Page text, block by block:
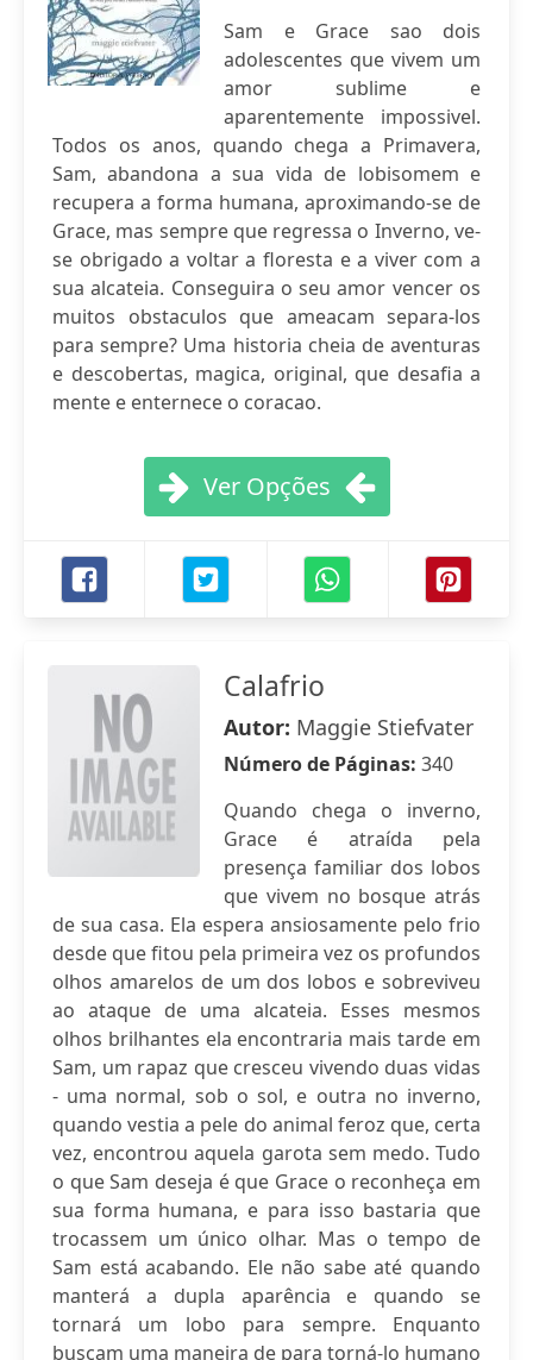
Sam e Grace sao dois
adolescentes que vivem um
amor sublime e
aparentemente impossivel.
Todos os anos, quando chega a Primavera,
Sam, abandona a sua vida de lobisomem e
recupera a forma humana, aproximando-se de
Grace, mas sempre que regressa o Inverno, ve-
se obrigado a voltar a floresta e a viver com a
sua alcateia. Conseguira o seu amor vencer os
muitos obstaculos que ameacam separa-los
para sempre? Uma historia cheia de aventuras
e descobertas, magica, original, que desafia a
mente e enternece o coracao.
Ver Opções
Calafrio
Autor: Maggie Stiefvater
Número de Páginas: 340
Quando chega o inverno,
Grace é atraída pela
presença familiar dos lobos
que vivem no bosque atrás
de sua casa. Ela espera ansiosamente pelo frio
desde que fitou pela primeira vez os profundos
olhos amarelos de um dos lobos e sobreviveu
ao ataque de uma alcateia. Esses mesmos
olhos brilhantes ela encontraria mais tarde em
Sam, um rapaz que cresceu vivendo duas vidas
- uma normal, sob o sol, e outra no inverno,
quando vestia a pele do animal feroz que, certa
vez, encontrou aquela garota sem medo. Tudo
o que Sam deseja é que Grace o reconheça em
sua forma humana, e para isso bastaria que
trocassem um único olhar. Mas o tempo de
Sam está acabando. Ele não sabe até quando
manterá a dupla aparência e quando se
tornará um lobo para sempre. Enquanto
buscam uma maneira de para torná-lo humano